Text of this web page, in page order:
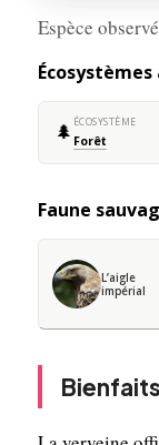
Espèce
Écosystèmes
🌲 ÉCOSYSTÈME
Forêt
Faune
L’aigle
impérial